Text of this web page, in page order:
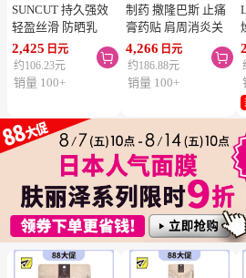
SUNCUT 持久强效
轻盈丝滑 防晒乳
SPF50+ PA++++
50ml 3个装 阻隔紫
外线 持久耐水 户外
2,425 日元
约106.23元

销量 100+
制药 撒隆巴斯 止痛
膏药贴 肩周消炎关
节颈椎疼 4.6×7.2cm
120贴 3个装【第3类
医药品】
4,266 日元
约186.88元

销量 100+